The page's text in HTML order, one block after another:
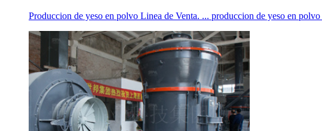
Produccion de yeso en polvo Linea de Venta. ... produccion de yeso en